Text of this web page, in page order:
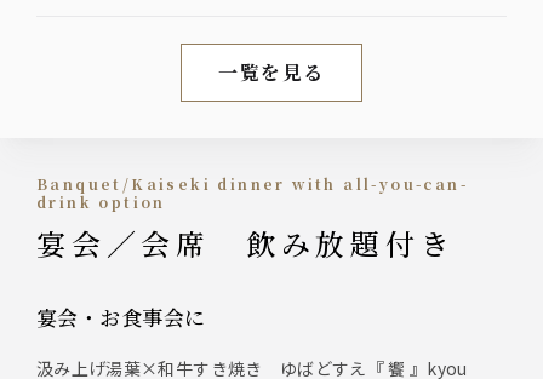
新着情報
一覧を見る
Banquet/Kaiseki dinner with all-you-can-
drink option
宴会／会席 飲み放題付き
宴会・お食事会に
汲み上げ湯葉×和牛すき焼き ゆばどすえ『 饗 』kyou